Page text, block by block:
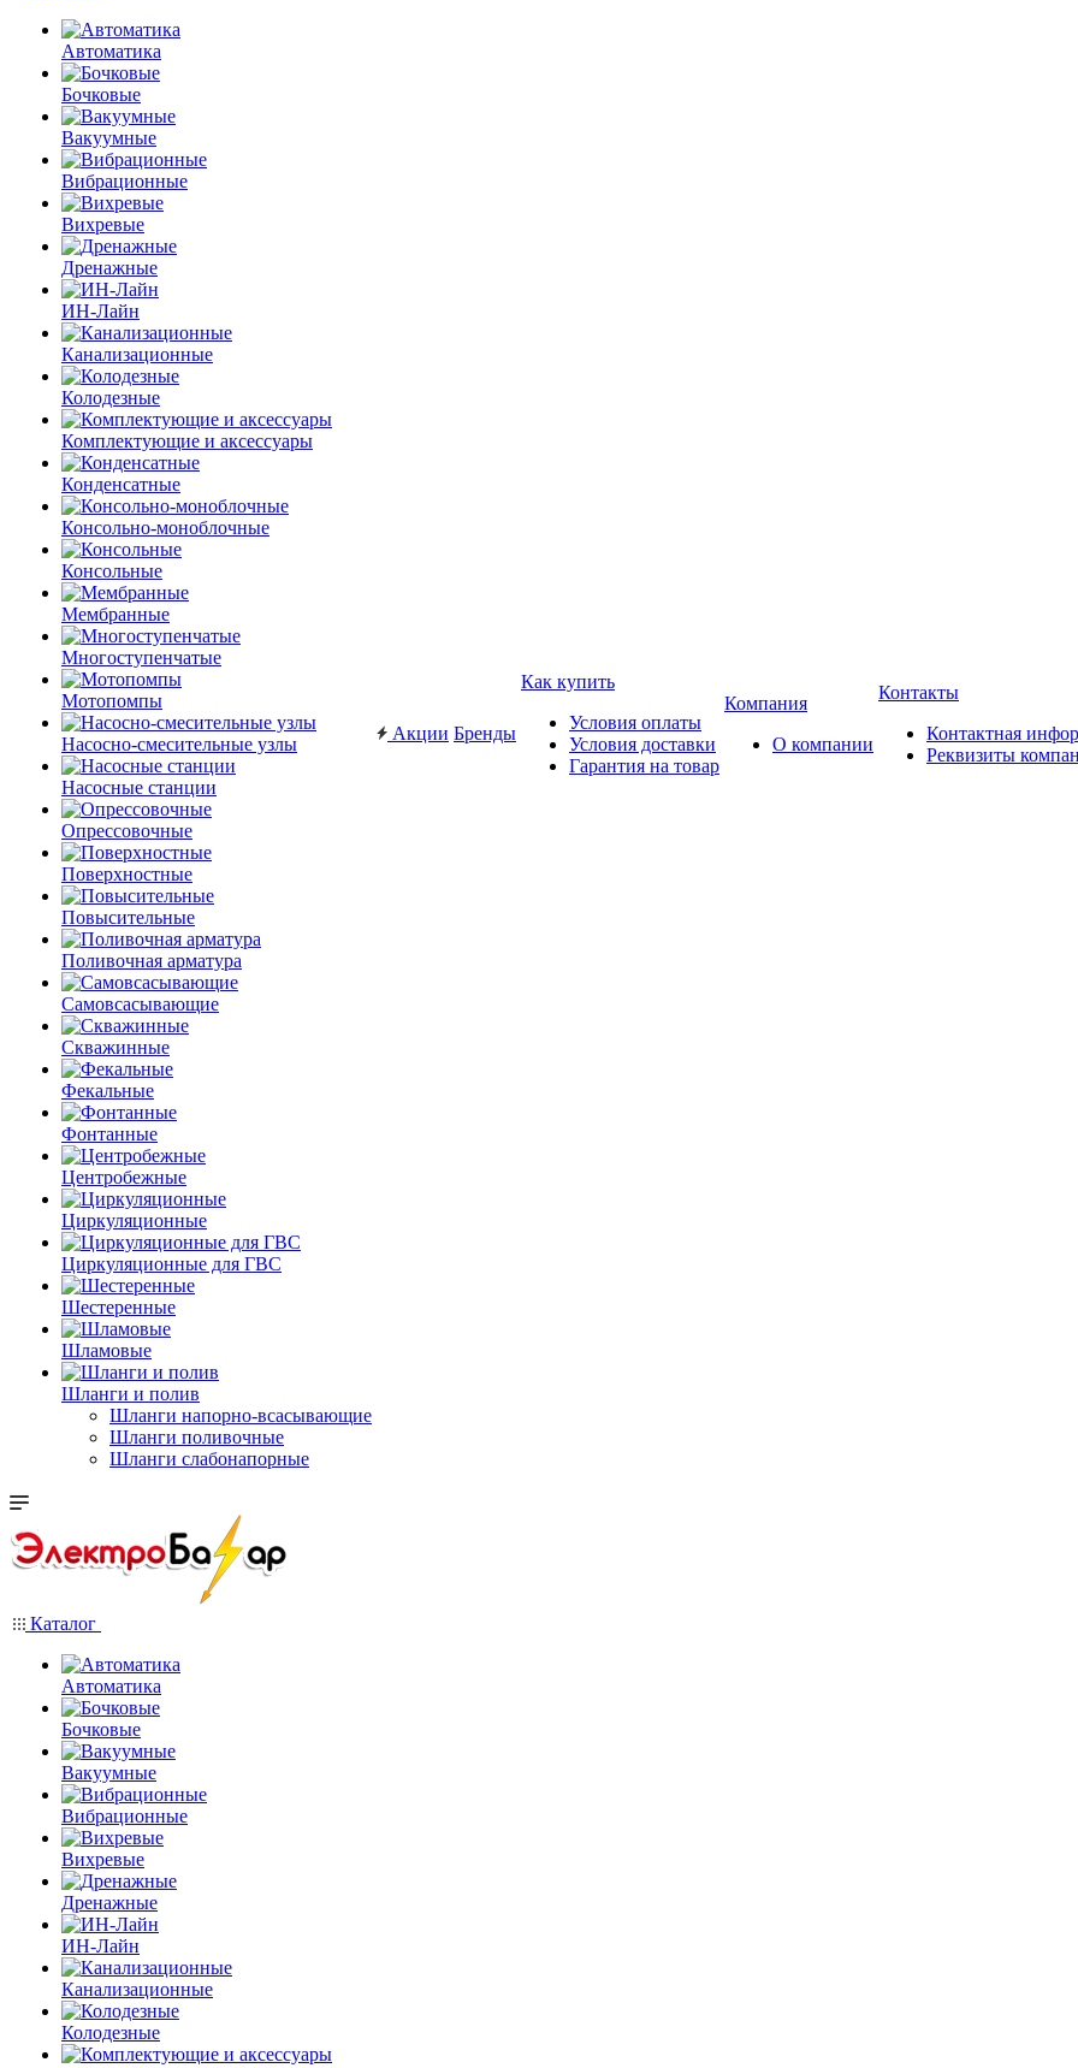
Автоматика
Бочковые
Вакуумные
Вибрационные
Вихревые
Дренажные
ИН-Лайн
Канализационные
Колодезные
Комплектующие и аксессуары
Конденсатные
Консольно-моноблочные
Консольные
Мембранные
Многоступенчатые
Мотопомпы
Насосно-смесительные узлы
Насосные станции
Опрессовочные
Поверхностные
Повысительные
Поливочная арматура
Самовсасывающие
Скважинные
Фекальные
Фонтанные
Центробежные
Циркуляционные
Циркуляционные для ГВС
Шестеренные
Шламовые
Шланги и полив
Шланги напорно-всасывающие
Шланги поливочные
Шланги слабонапорные
Акции Бренды
Как купить
Условия оплаты
Условия доставки
Гарантия на товар
Компания
О компании
Контакты
Контактная
Реквизиты
Каталог
Автоматика
Бочковые
Вакуумные
Вибрационные
Вихревые
Дренажные
ИН-Лайн
Канализационные
Колодезные